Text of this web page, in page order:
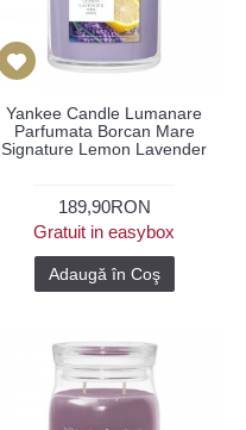
Yankee Candle Lumanare
Parfumata Borcan Mare
Signature Lemon Lavender
189,90RON
Gratuit in easybox
Adaugă în Coş